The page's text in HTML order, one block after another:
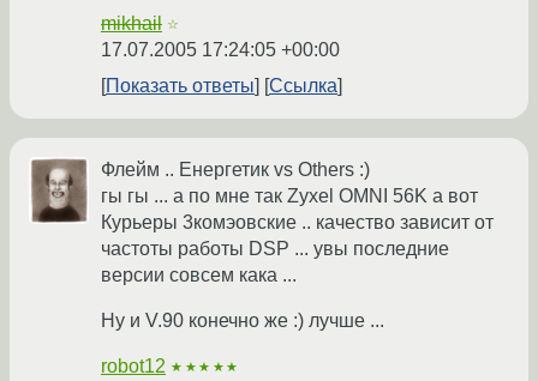
mikhail ☆
17.07.2005 17:24:05 +00:00
Показать ответы
Ссылка
Флейм .. Енергетик vs Others :)
гы гы ... а по мне так Zyxel OMNI 56K а вот
Курьеры 3комэовские .. качество зависит от
частоты работы DSP ... увы последние
версии совсем кака ...
Ну и V.90 конечно же :) лучше ...
robot12 ★★★★★